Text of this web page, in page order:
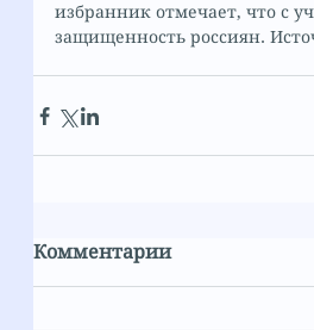
избранник отмечает, что с
защищенность россиян.
Комментарии